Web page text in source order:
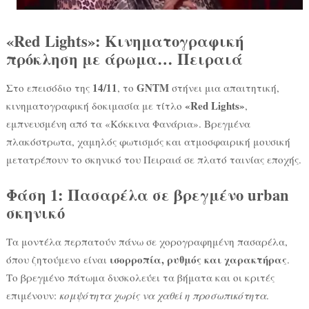
«Red Lights»: Κινηματογραφική
πρόκληση με άρωμα… Πειραιά
Στο επεισόδιο της 14/11, το GNTMστήνει μια απαιτητική,
κινηματογραφική δοκιμασία με τίτλο «Red Lights»,
εμπνευσμένη από τα «Κόκκινα Φανάρια». Βρεγμένα
πλακόστρωτα, χαμηλός φωτισμός και ατμοσφαιρική μουσική
μετατρέπουν το σκηνικό του Πειραιά σε πλατό ταινίας εποχής.
Φάση 1: Πασαρέλα σε βρεγμένο urban
σκηνικό
Τα μοντέλα περπατούν πάνω σε χορογραφημένη πασαρέλα,
όπου ζητούμενο είναι ισορροπία, ρυθμός και χαρακτήρας.
Το βρεγμένο πάτωμα δυσκολεύει τα βήματα και οι κριτές
επιμένουν: κομψότητα χωρίς να χαθεί η προσωπικότητα.